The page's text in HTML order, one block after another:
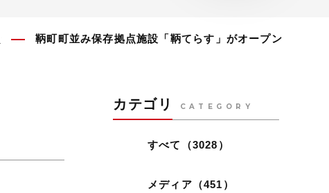
鞆町町並み保存拠点施設「鞆てらす」がオープン
カテゴリ CATEGORY
すべて（3028）
メディア（451）